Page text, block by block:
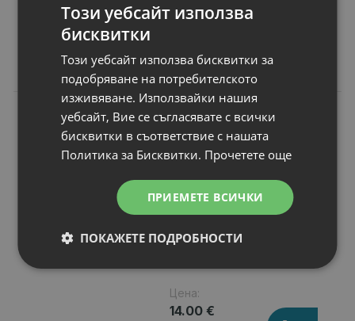
Свързани продукти
N
Консуматив Canon
GI-43 GY
Брой страници: Approx. 8000
Цвят: Grey
Цена:
14.00 €
Този уебсайт използва
бисквитки
Този уебсайт използва бисквитки за
подобряване на потребителското
изживяване. Използвайки нашия
уебсайт, Вие се съгласявате с всички
бисквитки в съответствие с нашата
Политика за Бисквитки. Прочетете още
ПРИЕМЕТЕ ВСИЧКИ
ПОКАЖЕТЕ ПОДРОБНОСТИ